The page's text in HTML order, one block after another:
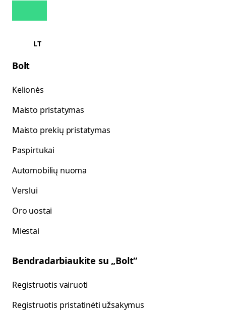
LT
Bolt
Kelionės
Maisto pristatymas
Maisto prekių pristatymas
Paspirtukai
Automobilių nuoma
Verslui
Oro uostai
Miestai
Bendradarbiaukite su „Bolt“
Registruotis vairuoti
Registruotis pristatinėti užsakymus